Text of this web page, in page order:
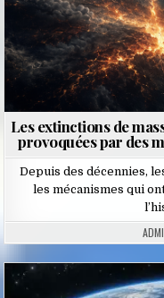
Les extinctions de
provoquées par des
Depuis des décennies,
les mécanismes qui